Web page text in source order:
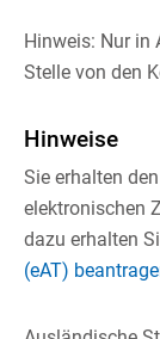
Hinweis: Nur in
Stelle von den
Hinweise
Sie erhalten
elektronischen
dazu erhalten
(eAT)